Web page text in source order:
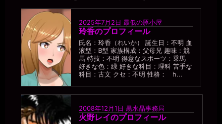
2025年7月2日 最低の豚小屋
玲香のプロフィール
氏名：玲香（れいか） 誕生日：不明 血
液型：B型 家族構成：父母兄 趣味：競
馬 特技：不明 得意なスポーツ：乗馬
好きな色：緑 好きな科目：理科 苦手な
科目：古文 クセ：不明 性格： h...
2008年12月1日 黒水晶事務局
火野レイのプロフィール